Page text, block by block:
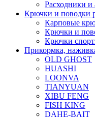
Расходники и
Крючки и поводки
Карповые
Крючки и
Крючки
Прикормка,
OLD GHOST
HUASHI
LOONVA
TIANYUAN
XIBU FENG
FISH KING
DAHE-BAIT